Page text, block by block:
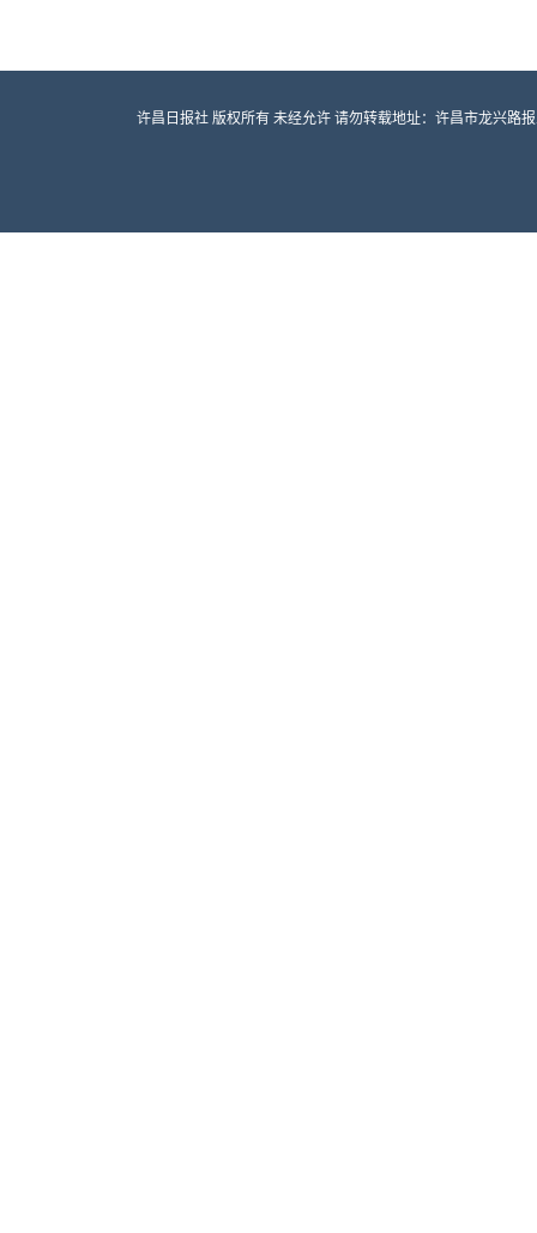
许昌日报社 版权所有 未经允许 请勿转载地址：许昌市龙兴路